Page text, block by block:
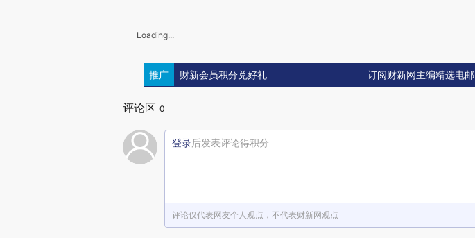
Loading...
推广 财新会员积分兑好礼 订阅财新网主编精选电邮
评论区 0
登录后发表评论得积分
评论仅代表网友个人观点，不代表财新网观点